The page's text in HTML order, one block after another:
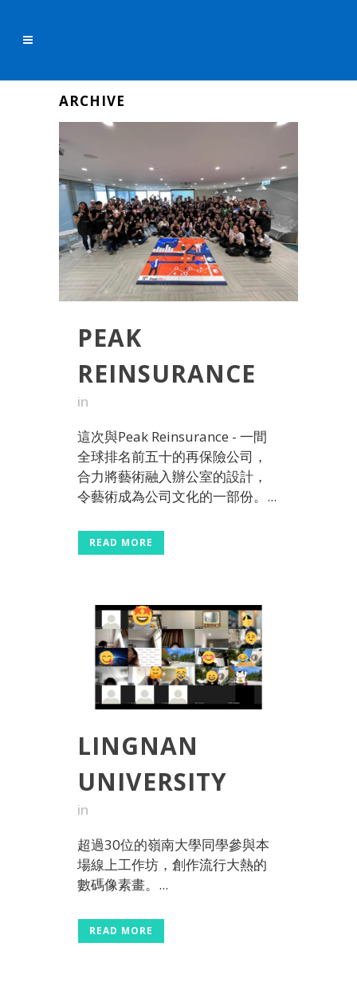
ARCHIVE
PEAK
REINSURANCE
in
這次與Peak Reinsurance - 一間
全球排名前五十的再保險公司，
合力將藝術融入辦公室的設計，
令藝術成為公司文化的一部份。...
READ MORE
LINGNAN
UNIVERSITY
in
超過30位的嶺南大學同學參與本
場線上工作坊，創作流行大熱的
數碼像素畫。...
READ MORE